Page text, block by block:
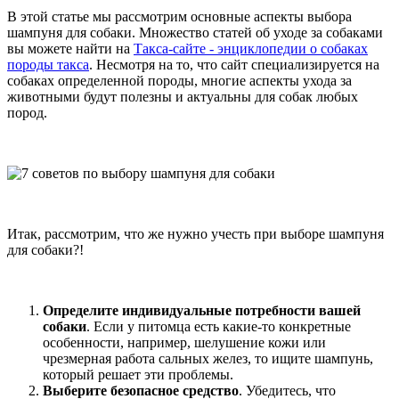
В этой статье мы рассмотрим основные аспекты выбора
шампуня для собаки. Множество статей об уходе за собаками
вы можете найти на Такса-сайте - энциклопедии о собаках
породы такса. Несмотря на то, что сайт специализируется на
собаках определенной породы, многие аспекты ухода за
животными будут полезны и актуальны для собак любых
пород.
Итак, рассмотрим, что же нужно учесть при выборе шампуня
для собаки?!
Определите индивидуальные потребности вашей
собаки. Если у питомца есть какие-то конкретные
особенности, например, шелушение кожи или
чрезмерная работа сальных желез, то ищите шампунь,
который решает эти проблемы.
Выберите безопасное средство. Убедитесь, что